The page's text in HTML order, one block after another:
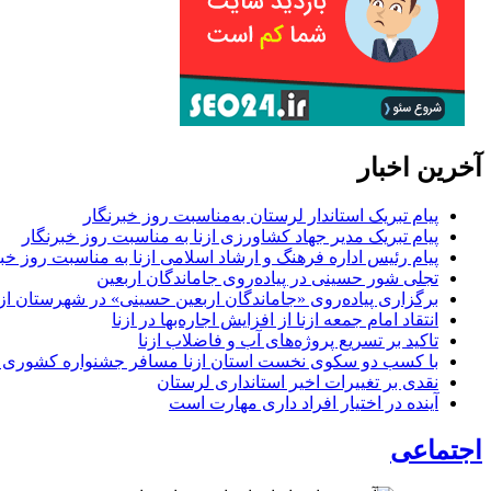
آخرین اخبار
پیام تبریک استاندار لرستان به‌مناسبت روز خبرنگار
پیام تبریک مدیر جهاد کشاورزی ازنا به مناسبت روز خبرنگار
پیام رئیس اداره فرهنگ و ارشاد اسلامی ازنا به مناسبت روز
تجلی شور حسینی در پیاده‌روی جاماندگان اربعین
برگزاری پیاده‌روی «جاماندگان اربعین حسینی» در شهرستان
انتقاد امام جمعه ازنا از افزایش اجاره‌بها در ازنا
تاکید بر تسریع پروژه‌های آب و فاضلاب ازنا
با کسب دو سکوی نخست استان ازنا مسافر جشنواره کشوری
نقدی بر تغییرات اخیر استانداری لرستان
آینده در اختیار افراد داری مهارت است
اجتماعی